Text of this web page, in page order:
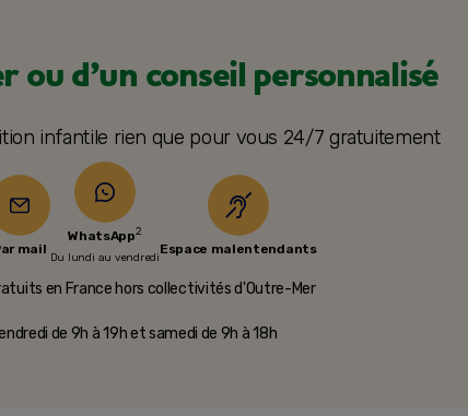
ou d’un conseil personnalisé
infantile rien que pour vous 24/7 gratuitement
mail
WhatsApp2
Du lundi au vendredi
Espace malentendants
en France hors collectivités d'Outre-Mer​
de 9h à 19h et samedi de 9h à 18h